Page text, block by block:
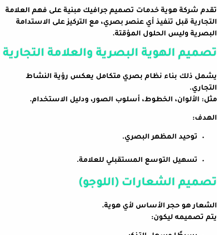
تقدم شركة هوية خدمات تصميم جرافيك مبنية على فهم العلامة
التجارية قبل تنفيذ أي عنصر بصري، مع التركيز على الاستدامة
البصرية وليس الحلول المؤقتة.
تصميم الهوية البصرية والعلامة التجارية
يشمل ذلك بناء نظام بصري متكامل يعكس رؤية النشاط
التجاري.
مثل: الألوان، الخطوط، أسلوب الصور، ودليل الاستخدام.
الهدف:
توحيد المظهر البصري.
تسهيل التوسع المستقبلي للعلامة.
تصميم الشعارات (اللوجو)
الشعار هو حجر الأساس لأي هوية.
يتم تصميمه ليكون: